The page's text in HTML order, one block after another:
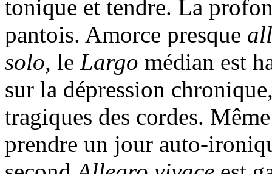
tonique et tendre. La
pantois. Amorce presque
solo, le Largo médian est
sur la dépression
tragiques des cordes.
prendre un jour auto-